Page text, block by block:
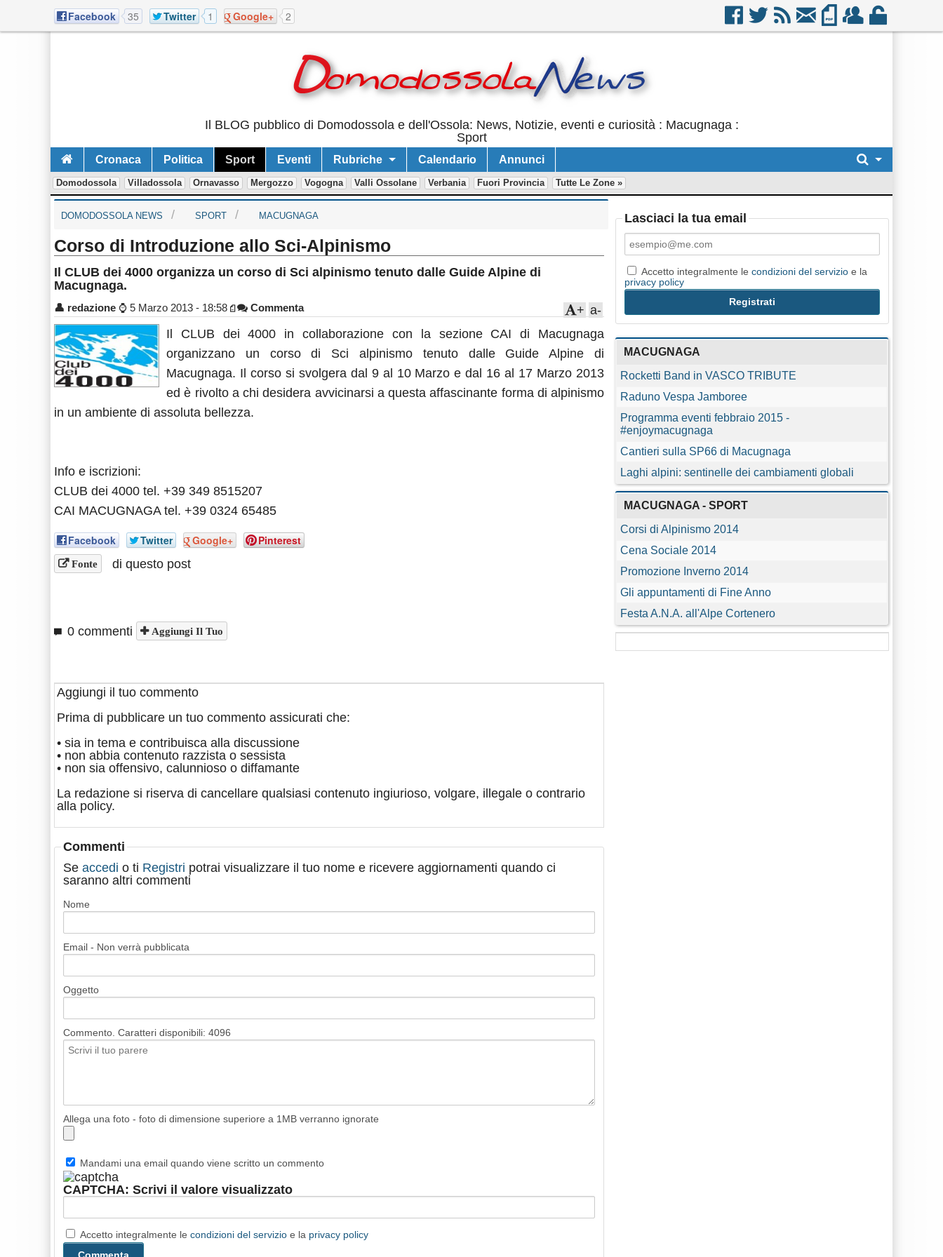
Facebook 35 Twitter 1 Google+ 2
Il BLOG pubblico di Domodossola e dell'Ossola: News, Notizie, eventi e curiosità : Macugnaga :
Sport
Cronaca Politica Sport Eventi Rubriche Calendario Annunci
Domodossola Villadossola Ornavasso Mergozzo Vogogna Valli Ossolane Verbania Fuori Provincia Tutte Le Zone »
DOMODOSSOLA NEWS SPORT MACUGNAGA
Corso di Introduzione allo Sci-Alpinismo
Il CLUB dei 4000 organizza un corso di Sci alpinismo tenuto dalle Guide Alpine di
Macugnaga.
👤 redazione ⌚ 5 Marzo 2013 - 18:58 Commenta a-
+
Il CLUB dei 4000 in collaborazione con la sezione CAI di Macugnaga
organizzano un corso di Sci alpinismo tenuto dalle Guide Alpine di
Macugnaga. Il corso si svolgera dal 9 al 10 Marzo e dal 16 al 17 Marzo 2013
ed è rivolto a chi desidera avvicinarsi a questa affascinante forma di alpinismo
in un ambiente di assoluta bellezza.
Info e iscrizioni:
CLUB dei 4000 tel. +39 349 8515207
CAI MACUGNAGA tel. +39 0324 65485
Facebook Twitter Google+ Pinterest
Fonte di questo post
0 commenti Aggiungi Il Tuo
Aggiungi il tuo commento
Prima di pubblicare un tuo commento assicurati che:
• sia in tema e contribuisca alla discussione
• non abbia contenuto razzista o sessista
• non sia offensivo, calunnioso o diffamante
La redazione si riserva di cancellare qualsiasi contenuto ingiurioso, volgare, illegale o contrario
alla policy.
Commenti
Se accedi o ti Registri potrai visualizzare il tuo nome e ricevere aggiornamenti quando ci
saranno altri commenti
Nome
Email - Non verrà pubblicata
Oggetto
Commento. Caratteri disponibili: 4096
Allega una foto - foto di dimensione superiore a 1MB verranno ignorate
Mandami una email quando viene scritto un commento
CAPTCHA: Scrivi il valore visualizzato
Accetto integralmente le condizioni del servizio e la privacy policy
Lasciaci la tua email
Accetto integralmente lecondizioni del servizio e la
privacy policy
MACUGNAGA
Rocketti Band in VASCO TRIBUTE
Raduno Vespa Jamboree
Programma eventi febbraio 2015 -
#enjoymacugnaga
Cantieri sulla SP66 di Macugnaga
Laghi alpini: sentinelle dei cambiamenti globali
MACUGNAGA - SPORT
Corsi di Alpinismo 2014
Cena Sociale 2014
Promozione Inverno 2014
Gli appuntamenti di Fine Anno
Festa A.N.A. all'Alpe Cortenero